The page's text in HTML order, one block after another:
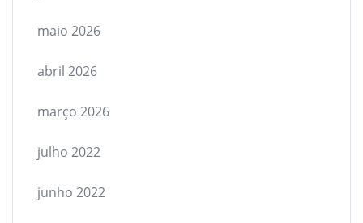
maio 2026
abril 2026
março 2026
julho 2022
junho 2022